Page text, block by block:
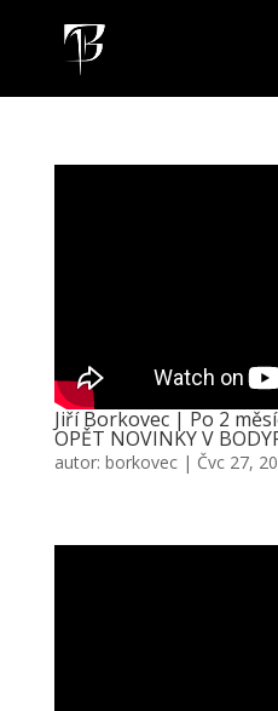
Jiří Borkovec | Po 2
OPĚT NOVINKY V
autor: borkovec| Čvc 27,